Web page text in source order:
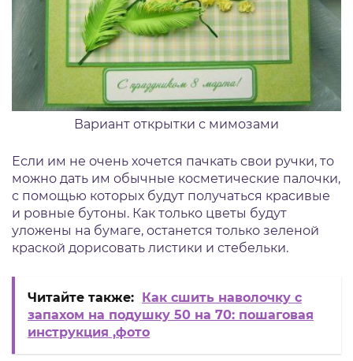
Вариант открытки с мимозами
Если им не очень хочется пачкать свои ручки, то
можно дать им обычные косметические палочки,
с помощью которых будут получаться красивые
и ровные бутоны. Как только цветы будут
уложены на бумаге, останется только зеленой
краской дорисовать листики и стебельки.
Читайте также: Как сшить наволочку с
запахом на подушку 50 на 70: пошаговая
инструкция ,фото